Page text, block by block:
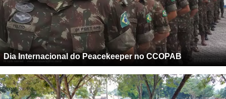
Dia Internacional do Peacekeeper no CCOPAB